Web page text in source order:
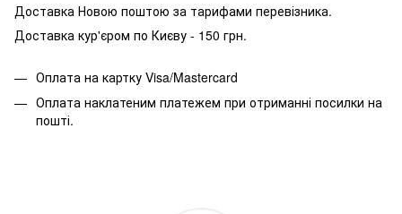
Доставка Новою поштою за тарифами перевізника.
Доставка кур'єром по Києву - 150 грн.
Оплата на картку Visa/Mastercard
Оплата наклатеним платежем при отриманні посилки на
пошті.